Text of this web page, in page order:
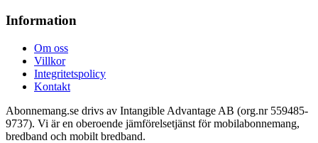
Information
Om oss
Villkor
Integritetspolicy
Kontakt
Abonnemang.se drivs av Intangible Advantage AB (org.nr 559485-
9737). Vi är en oberoende jämförelsetjänst för mobilabonnemang,
bredband och mobilt bredband.